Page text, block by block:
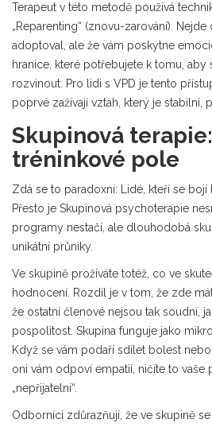
Terapeut v této metodě používá
„Reparenting“ (znovu-zarování).
adoptoval, ale že vám poskytne
hranice, které potřebujete k tomu, aby
rozvinout. Pro lidi s VPD je tento
poprvé zažívají vztah, který je stabilní,
Skupinová
tréninkové pole
Zdá se to paradoxní: Lidé, kteří se bojí
Přesto je Skupinová psychoterapie
programy nestačí, ale dlouhodobá
unikátní průniky.
Ve skupině prožíváte totéž, co ve
hodnocení. Rozdíl je v tom, že zde
že ostatní členové nejsou tak soudní,
pospolitost. Skupina funguje jako
Když se vám podaří sdílet bolest
oni vám odpoví empatií, ničíte to vaše
„nepřijatelní“.
Odborníci zdůrazňují, že ve skupině